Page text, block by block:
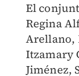
El
Regina
Arellano,
Itzamary
Jiménez,